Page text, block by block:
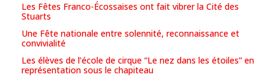
Les Fêtes Franco-Écossaises ont fait vibrer la Cité des
Stuarts
Une Fête nationale entre solennité, reconnaissance et
convivialité
Les élèves de l’école de cirque “Le nez dans les étoiles” en
représentation sous le chapiteau